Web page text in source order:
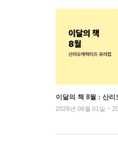
이달의 책 8월 : 산리
2026년 08월 01일 ~